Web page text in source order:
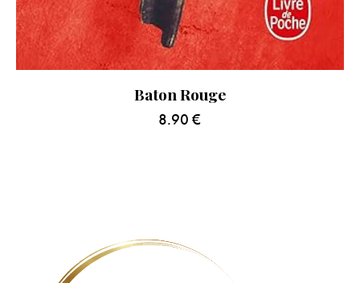
Baton Rouge
8.90 €